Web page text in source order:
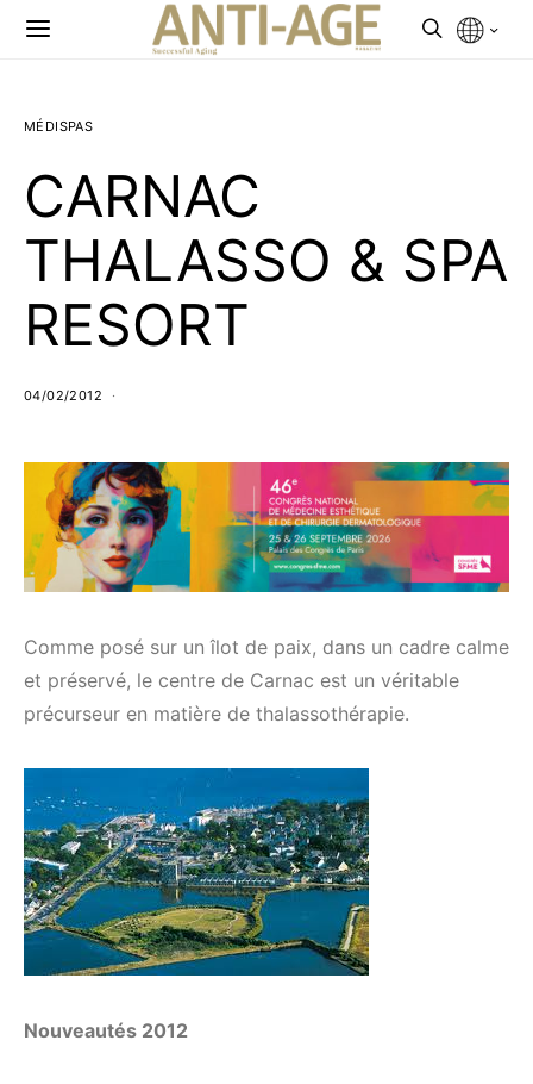
MÉDISPAS
CARNAC
THALASSO & SPA
RESORT
04/02/2012
Comme posé sur un îlot de paix, dans un cadre calme
et préservé, le centre de Carnac est un véritable
précurseur en matière de thalassothérapie.
Nouveautés 2012